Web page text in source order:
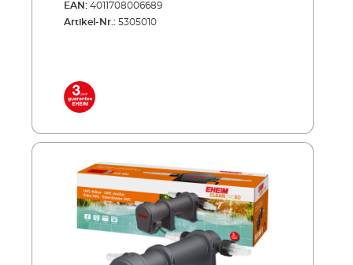
Fällen hocheffizient für Abhilfe: Die spezielle
UV-Strahlung bekämpft gezielt, was den
Inklusive hochwertiger UVC-Lampe mit
langer Lebensdauer (ca. 8.000 Std.) Niedriger
Außenbehälter aus stoßfestem und UV-
einzeln einsetzbar als auch in Verbindung mit
PRESS und LOOP Teichfilter-Sets NEU: Mit 3
Schlauchanschlüssen: Ø 25 = 1", Ø 32 = 1 1/4", Ø
40 = 1 1/2" Lieferumfang: UVC-Lampe 3
Anschlussdüsen 5 m Netzkabel
EAN: 4011708006689
Artikel-Nr.: 5305010